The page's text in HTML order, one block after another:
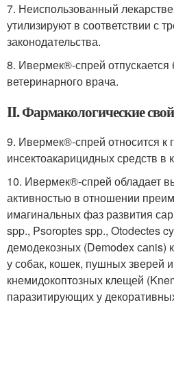
7. Неиспользованный
утилизируют в соответствии с
законодательства.
8. Ивермек®-спрей отпускается
ветеринарного врача.
II. Фармакологические
9. Ивермек®-спрей относится к
инсектоакарицидных средств в
10. Ивермек®-спрей обладает
активностью в отношении
имагинальных фаз развития
spp., Psoroptes spp., Otodectes
демодекозных (Demodex саnis)
у собак, кошек, пушных зверей
кнемидокоптозных клещей
паразитирующих у